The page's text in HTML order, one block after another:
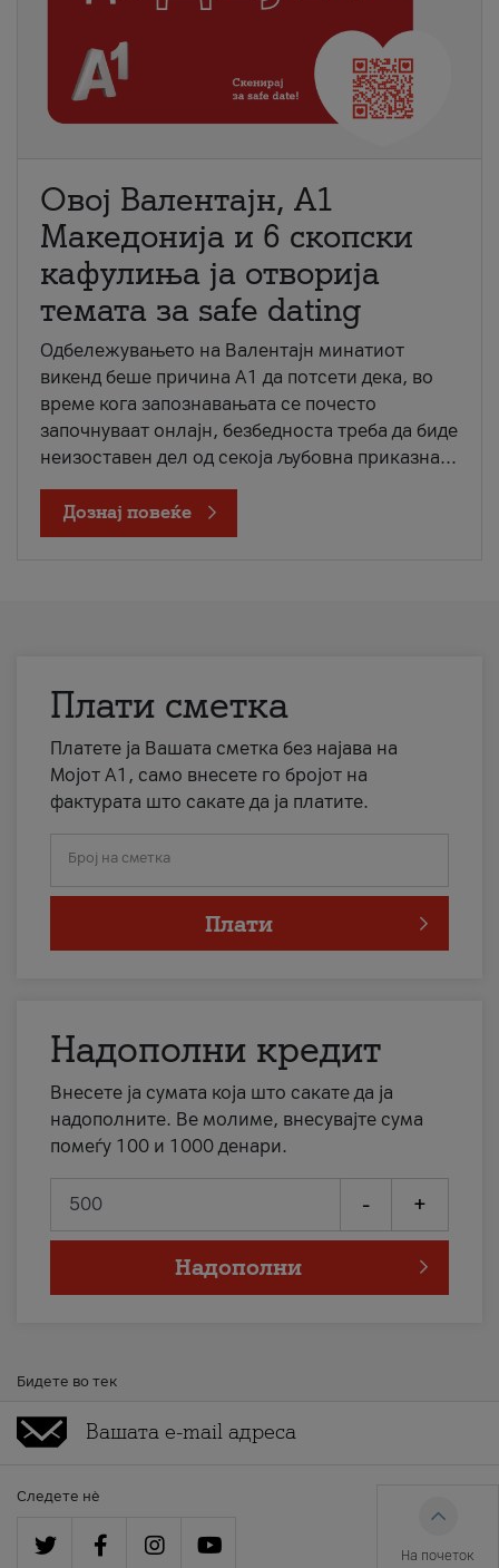
Овој Валентајн, A1
Македонија и 6 скопски
кафулиња ја отворија
темата за safe dating
Одбележувањето на Валентајн минатиот
викенд беше причина А1 да потсети дека, во
време кога запознавањата се почесто
започнуваат онлајн, безбедноста треба да биде
неизоставен дел од секоја љубовна приказна...
Дознај повеќе
Плати сметка
Платете ја Вашата сметка без најава на
Мојот А1, само внесете го бројот на
фактурата што сакате да ја платите.
Број на сметка
Плати
Надополни кредит
Внесете ја сумата која што сакате да ја
надополните. Ве молиме, внесувајте сума
помеѓу 100 и 1000 денари.
- +
Надополни
Бидете во тек
Следете нè
На почеток